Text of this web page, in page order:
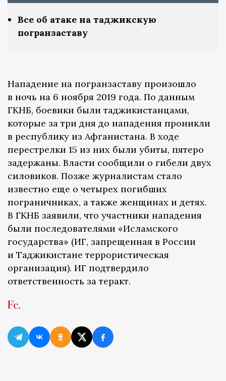
Все об атаке на таджикскую
погранзаставу
Нападение на погранзаставу произошло
в ночь на 6 ноября 2019 года. По данным
ГКНБ, боевики были таджикистанцами,
которые за три дня до нападения проникли
в республику из Афганистана. В ходе
перестрелки 15 из них были убиты, пятеро
задержаны. Власти сообщили о гибели двух
силовиков. Позже журналистам стало
известно еще о четырех погибших
пограничниках, а также женщинах и детях.
В ГКНБ заявили, что участники нападения
были последователями «Исламского
государства» (ИГ, запрещенная в России
и Таджикистане террористическая
организация). ИГ подтвердило
ответственность за теракт.